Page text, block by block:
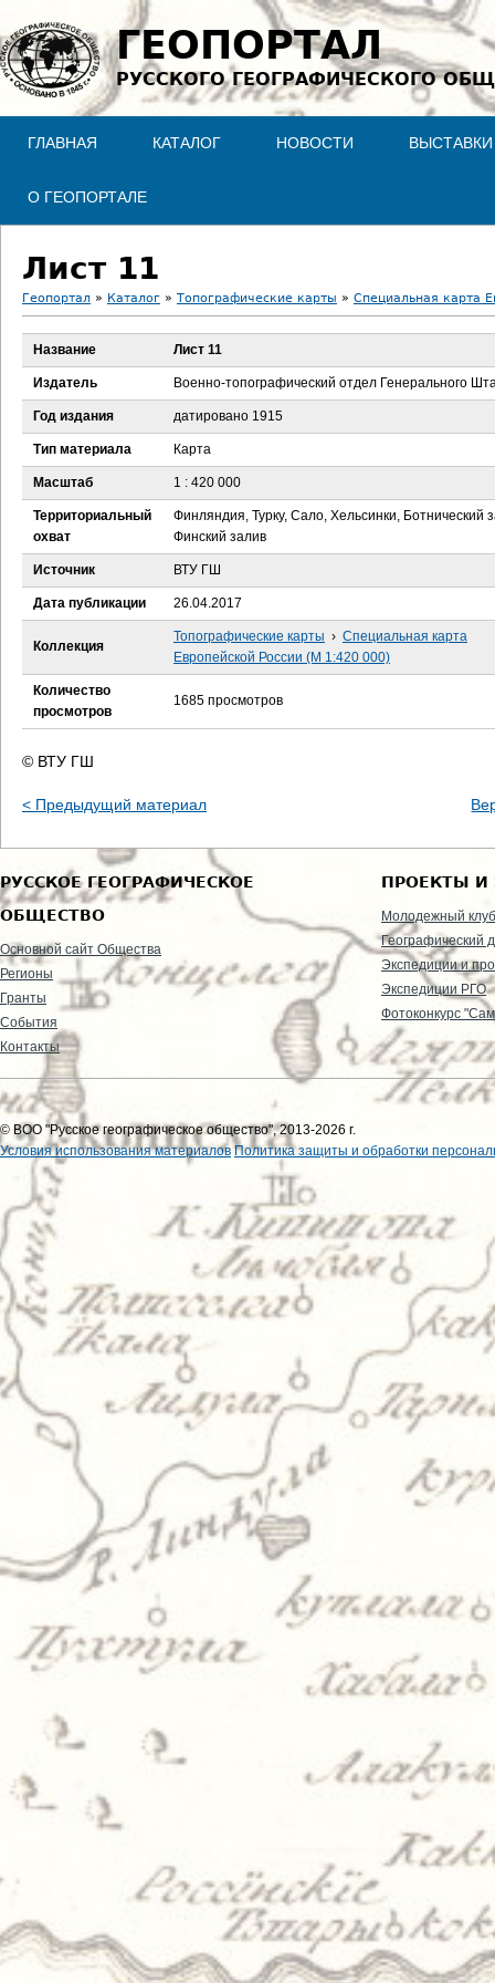
Jump to navigation
ГЕОПОРТАЛ
РУССКОГО ГЕОГРАФИЧЕСКОГО
ГЛАВНАЯ КАТАЛОГ НОВОСТИ ВЫСТАВКИ
О ГЕОПОРТАЛЕ
Лист 11
В
ы
д
е
с
ь
Геопортал » Каталог » Топографические карты » Специальная карта
Название Лист 11
Издатель Военно-топографический отдел Генерального
Год издания датировано 1915
Тип материала Карта
Масштаб 1 : 420 000
Территориальный
охват
Финляндия, Турку, Сало, Хельсинки, Ботнический
Финский залив
Источник ВТУ ГШ
Дата публикации 26.04.2017
Коллекция
Топографические карты › Специальная карта
Европейской России (М 1:420 000)
Количество
просмотров
1685 просмотров
© ВТУ ГШ
< Предыдущий материал
РУССКОЕ ГЕОГРАФИЧЕСКОЕ
ОБЩЕСТВО
Основной сайт Общества
Регионы
Гранты
События
Контакты
ПРОЕКТЫ И
Молодежный клуб
Географический
Экспедиции и
Экспедиции РГО
Фотоконкурс
© ВОО "Русское географическое общество", 2013-2026 г.
Условия использования материалов Политика защиты и обработки